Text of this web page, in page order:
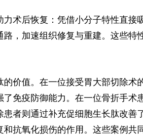
术后恢复：凭借小分子特性直接
，加速组织修复与重建。这些特
价值。在一位接受胃大部切除术
免疫防御能力。在一位骨折手术
者则通过补充促细胞生长肽改善
抗氧化损伤的作用。这些案例共